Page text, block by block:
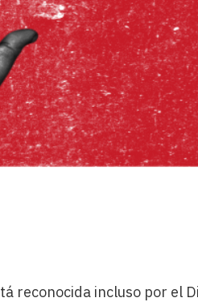
reconocida incluso por el